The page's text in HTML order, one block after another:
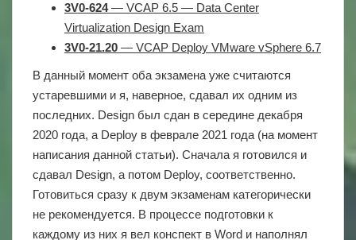
3V0-624— VCAP 6.5 — Data Center
Virtualization Design Exam
3V0-21.20 — VCAP Deploy VMware vSphere 6.7
В данный момент оба экзамена уже считаются
устаревшими и я, наверное, сдавал их одним из
последних. Design был сдан в середине декабря
2020 года, а Deploy в феврале 2021 года (на момент
написания данной статьи). Сначала я готовился и
сдавал Design, а потом Deploy, соответственно.
Готовиться сразу к двум экзаменам категорически
не рекомендуется. В процессе подготовки к
каждому из них я вел конспект в Word и наполнял